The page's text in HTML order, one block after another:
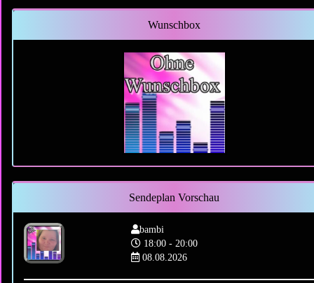
Wunschbox
Sendeplan Vorschau
bambi
18:00 - 20:00
08.08.2026